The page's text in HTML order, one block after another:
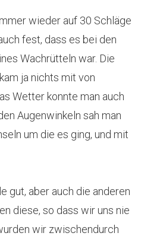
wieder auf 30 Schläge
fest, dass es bei den
Wachrütteln war. Die
ja nichts mit von
Wetter konnte man auch
Augenwinkeln sah man
um die es ging, und mit
gut, aber auch die anderen
diese, so dass wir uns nie
wir zwischendurch